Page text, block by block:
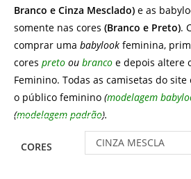
Branco e Cinza Mesclado) e as
somente nas cores (Branco e Preto).
comprar uma babylook feminina,
cores preto ou branco e depois altere
Feminino. Todas as camisetas do
o público feminino (modelagem
(modelagem padrão).
CORES CINZA MESCLA